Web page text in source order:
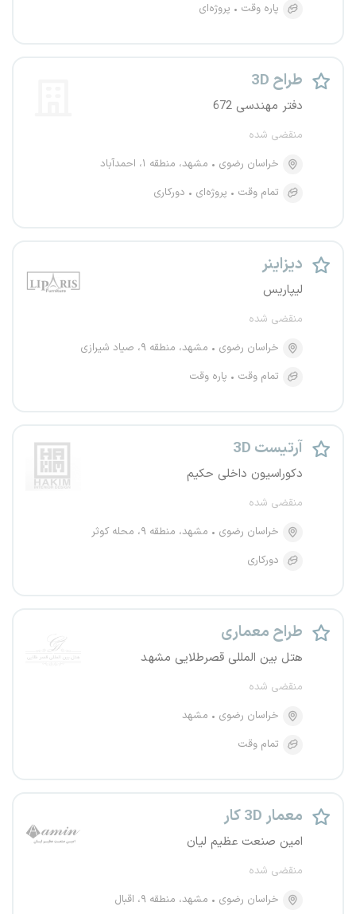
پاره وقت
پروژه‌ای
طراح 3D
دفتر مهندسی 672
منقضی شده
خراسان رضوی
مشهد، منطقه ۱، احمدآباد
تمام وقت
پروژه‌ای دورکاری
دیزاینر
لیپاریس
منقضی شده
خراسان رضوی
مشهد، منطقه ۹، صیاد شیرازی
تمام وقت
پاره وقت
3D آرتیست
دکوراسیون داخلی حکیم
منقضی شده
خراسان رضوی
مشهد، منطقه ۹، محله کوثر
دورکاری
طراح معماری
هتل بین المللی قصرطلایی مشهد
منقضی شده
خراسان رضوی
مشهد
تمام وقت
معمار 3D کار
امین صنعت عظیم لیان
منقضی شده
خراسان رضوی
مشهد، منطقه ۹، اقبال